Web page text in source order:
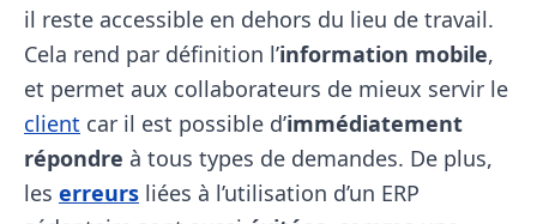
il reste accessible en dehors du lieu de travail.
Cela rend par définition l’information mobile,
et permet aux collaborateurs de mieux servir le
client car il est possible d’immédiatement
répondre à tous types de demandes. De plus,
les erreurs liées à l’utilisation d’un ERP